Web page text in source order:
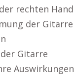
rechten Hand
der Gitarre
Gitarre
Auswirkungen